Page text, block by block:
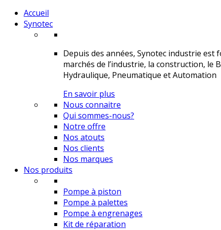
Accueil
Synotec
Depuis des années, Synotec industrie
marchés de l’industrie, la construction, le
Hydraulique, Pneumatique et Automation
En savoir plus
Nous connaitre
Qui sommes-nous?
Notre offre
Nos atouts
Nos clients
Nos marques
Nos produits
Pompe à piston
Pompe à palettes
Pompe à engrenages
Kit de réparation